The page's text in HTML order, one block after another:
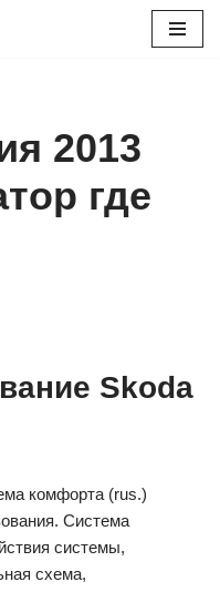
2013
где
Skoda
комфорта (rus.)
Система
системы,
схема,